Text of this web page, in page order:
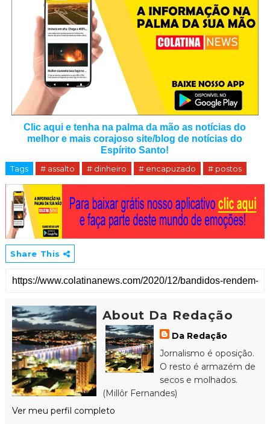
Clic aqui e tenha na palma da mão as notícias do
melhor e mais corajoso site/blog de notícias do
Espírito Santo!
Tags # assalto # dinheiro # encapuzado # postos
Share This
About Da Redação
Da Redação
Jornalismo é oposição.
O resto é armazém de
secos e molhados.
(Millôr Fernandes)
Ver meu perfil completo